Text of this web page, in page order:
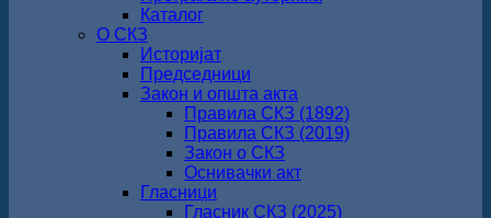
Каталог
О СКЗ
Историјат
Председници
Закон и општа акта
Правила СКЗ (1892)
Правила СКЗ (2019)
Закон о СКЗ
Оснивачки акт
Гласници
Гласник СКЗ (2025)